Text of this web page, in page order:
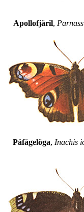
Apollofjäril,
Påfågelöga, Inachis